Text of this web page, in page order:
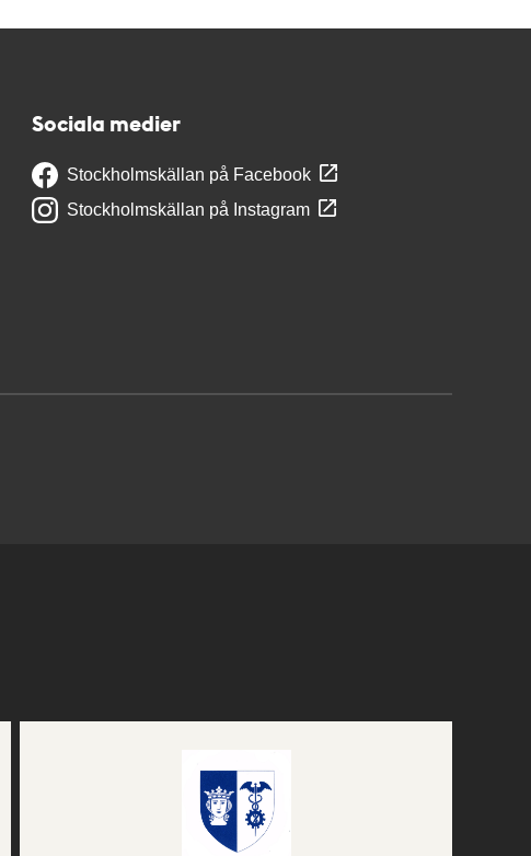
Sociala medier
Stockholmskällan på Facebook
Stockholmskällan på Instagram